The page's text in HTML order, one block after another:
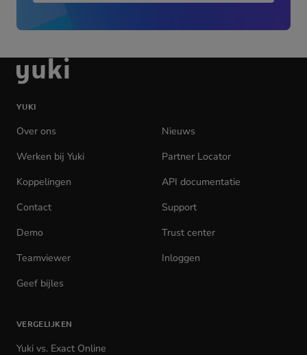
Ga
naar
homepage
YUKI
Over ons
Nieuws
Werken bij Yuki
Partner Locator
Koppelingen
API documentatie
Contact
Support
Demo
Trust center
Teamviewer
Inloggen
Geef bijles
VERGELIJKEN
Yuki vs. Exact Online